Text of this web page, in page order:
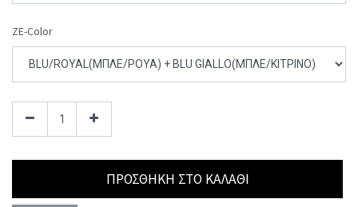
ZE-Color
ΠΡΟΣΘΉΚΗ ΣΤΟ ΚΑΛΆΘΙ